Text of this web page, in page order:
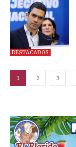
DESTACADOS
1 2 3